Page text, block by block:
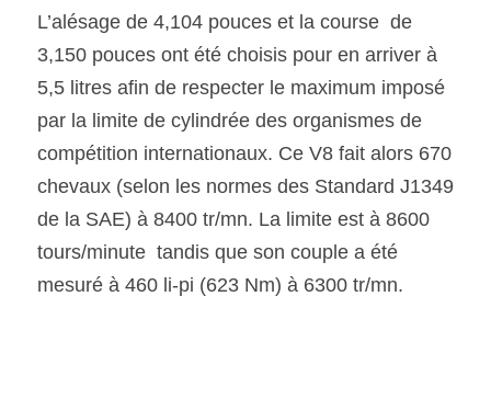
L’alésage de 4,104 pouces et la course  de
3,150 pouces ont été choisis pour en arriver à
5,5 litres afin de respecter le maximum imposé
par la limite de cylindrée des organismes de
compétition internationaux. Ce V8 fait alors 670
chevaux (selon les normes des Standard J1349
de la SAE) à 8400 tr/mn. La limite est à 8600
tours/minute  tandis que son couple a été
mesuré à 460 li-pi (623 Nm) à 6300 tr/mn.